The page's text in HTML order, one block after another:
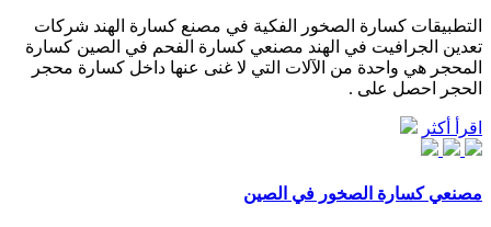
التطبيقات كسارة الصخور الفكية في مصنع كسارة الهند شركات
تعدين الجرافيت في الهند مصنعي كسارة الفحم في الصين كسارة
المحجر هي واحدة من الآلات التي لا غنى عنها داخل كسارة محجر
الحجر احصل على .
اقرأ أكثر
مصنعي كسارة الصخور في الصين